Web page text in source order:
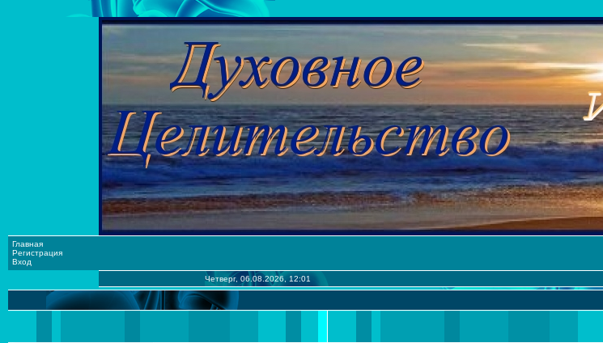
Главная
Регистрация
Вход
Четверг, 06.08.2026, 12:01